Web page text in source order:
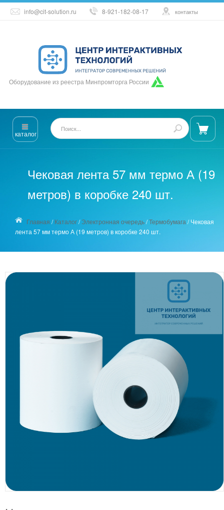
info@cit-solution.ru 8-921-182-08-17 контакты
Оборудование из реестра Минпромторга России
каталог
Чековая лента 57 мм термо А (19
метров) в коробке 240 шт.
Главная /Каталог/Электронная очередь/Термобумага /Чековая
лента 57 мм термо А (19 метров) в коробке 240 шт.